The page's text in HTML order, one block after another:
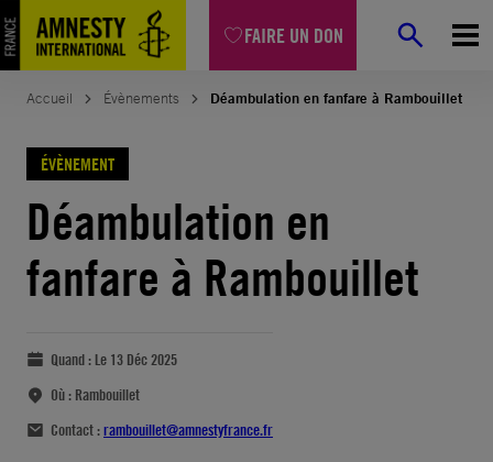
FAIRE UN DON
Accueil Évènements Déambulation en fanfare à Rambouillet
ÉVÈNEMENT
Déambulation en
fanfare à Rambouillet
Quand : Le 13 Déc 2025
Où : Rambouillet
Contact :rambouillet@amnestyfrance.fr